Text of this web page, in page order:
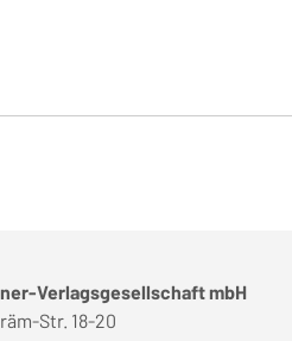
Verlagsgesellschaft mbH
Str. 18-20